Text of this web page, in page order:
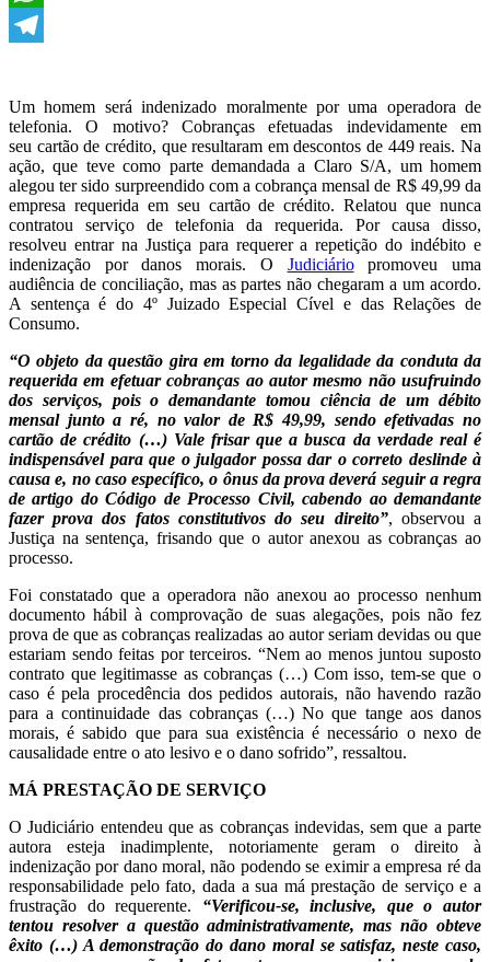
WhatsApp
Um homem será indenizado moralmente por uma operadora de
telefonia. O motivo? Cobranças efetuadas indevidamente em
seu cartão de crédito, que resultaram em descontos de 449 reais. Na
ação, que teve como parte demandada a Claro S/A, um homem
alegou ter sido surpreendido com a cobrança mensal de R$ 49,99 da
empresa requerida em seu cartão de crédito. Relatou que nunca
contratou serviço de telefonia da requerida. Por causa disso,
resolveu entrar na Justiça para requerer a repetição do indébito e
indenização por danos morais. O Judiciáriopromoveu uma
audiência de conciliação, mas as partes não chegaram a um acordo.
A sentença é do 4º Juizado Especial Cível e das Relações de
Consumo.
“O objeto da questão gira em torno da legalidade da conduta da
requerida em efetuar cobranças ao autor mesmo não usufruindo
dos serviços, pois o demandante tomou ciência de um débito
mensal junto a ré, no valor de R$ 49,99, sendo efetivadas no
cartão de crédito (…) Vale frisar que a busca da verdade real é
indispensável para que o julgador possa dar o correto deslinde à
causa e, no caso específico, o ônus da prova deverá seguir a regra
de artigo do Código de Processo Civil, cabendo ao demandante
fazer prova dos fatos constitutivos do seu direito”, observou a
Justiça na sentença, frisando que o autor anexou as cobranças ao
processo.
Foi constatado que a operadora não anexou ao processo nenhum
documento hábil à comprovação de suas alegações, pois não fez
prova de que as cobranças realizadas ao autor seriam devidas ou que
estariam sendo feitas por terceiros. “Nem ao menos juntou suposto
contrato que legitimasse as cobranças (…) Com isso, tem-se que o
caso é pela procedência dos pedidos autorais, não havendo razão
para a continuidade das cobranças (…) No que tange aos danos
morais, é sabido que para sua existência é necessário o nexo de
causalidade entre o ato lesivo e o dano sofrido”, ressaltou.
MÁ PRESTAÇÃO DE SERVIÇO
O Judiciário entendeu que as cobranças indevidas, sem que a parte
autora esteja inadimplente, notoriamente geram o direito à
indenização por dano moral, não podendo se eximir a empresa ré da
responsabilidade pelo fato, dada a sua má prestação de serviço e a
frustração do requerente. “Verificou-se, inclusive, que o autor
tentou resolver a questão administrativamente, mas não obteve
êxito (…) A demonstração do dano moral se satisfaz, neste caso,